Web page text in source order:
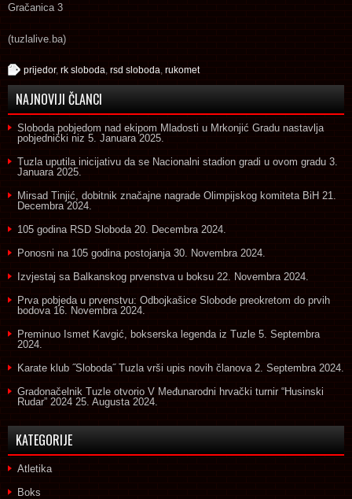
Gračanica 3
(tuzlalive.ba)
prijedor, rk sloboda rsd sloboda rukomet
NAJNOVIJI ČLANCI
Sloboda pobjedom nad ekipom Mladosti u Mrkonjić Gradu nastavlja
pobjednički niz 5. Januara 2025.
Tuzla uputila inicijativu da se Nacionalni stadion gradi u ovom gradu 3.
Januara 2025.
Mirsad Tinjić, dobitnik značajne nagrade Olimpijskog komiteta BiH 21.
Decembra 2024.
105 godina RSD Sloboda 20. Decembra 2024.
Ponosni na 105 godina postojanja 30. Novembra 2024.
Izvjestaj sa Balkanskog prvenstva u boksu 22. Novembra 2024.
Prva pobjeda u prvenstvu: Odbojkašice Slobode preokretom do prvih
bodova 16. Novembra 2024.
Preminuo Ismet Kavgić, bokserska legenda iz Tuzle 5. Septembra
2024.
Karate klub ˝Sloboda˝ Tuzla vrši upis novih članova 2. Septembra 2024.
Gradonačelnik Tuzle otvorio V Međunarodni hrvački turnir “Husinski
Rudar” 2024 25. Augusta 2024.
KATEGORIJE
Atletika
Boks